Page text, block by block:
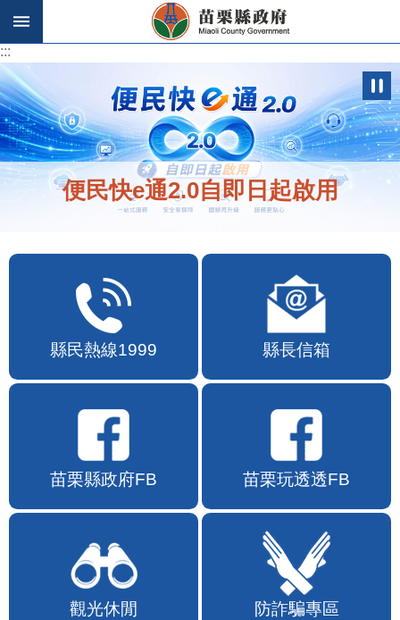
跳到主要內容區塊
:::
:::
便民快e通2.0自即日起啟用
縣民熱線1999 縣長信箱
苗栗縣政府FB 苗栗玩透透FB
觀光休閒 防詐騙專區